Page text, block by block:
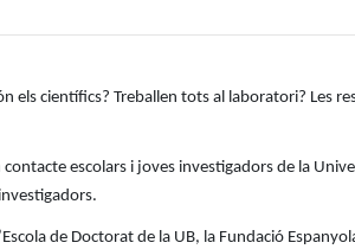
els científics? Treballen tots al laboratori? Les
escolars i joves investigadors de la
de Doctorat de la UB, la Fundació